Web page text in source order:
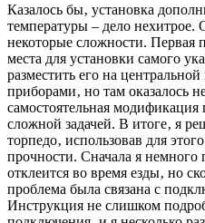
Казалось бы‚ установка
температуры – дело нехитрое.
некоторые сложности. Первая
места для установки самого
разместить его на
приборами‚ но там оказалось
самостоятельная модификация
сложной задачей. В итоге‚ я
торпедо‚ использовав для
прочности. Сначала я немного
отклеится во время езды‚ но
проблема была связана с
Инструкция не слишком